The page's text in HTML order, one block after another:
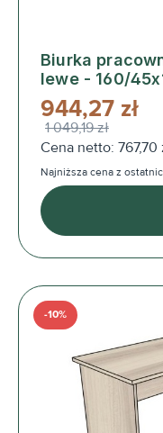
Biurka
lewe - 160/
944,27 zł
1 049,19 zł
Cena netto: 767,70
Najniższa cena z
-10%